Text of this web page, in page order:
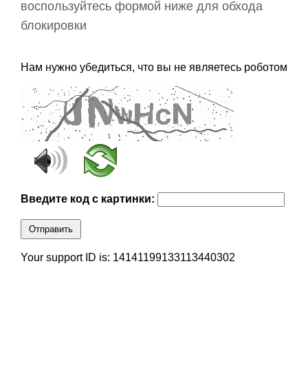
воспользуйтесь формой ниже для обхода
блокировки
Нам нужно убедиться, что вы не являетесь роботом
Введите код с картинки:
Отправить
Your support ID is: 14141199133113440302